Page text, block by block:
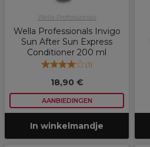
Wella Professionals
Wella Professionals Invigo
Sun After Sun Express
Conditioner 200 ml
(1)
18,90 €
AANBIEDINGEN
In winkelmandje